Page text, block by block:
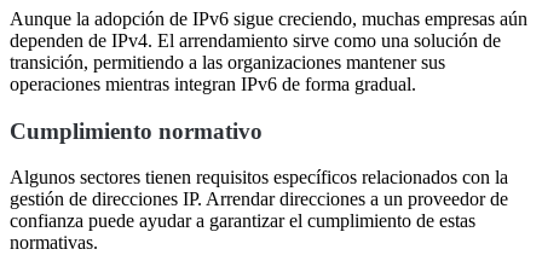
Aunque la adopción de IPv6 sigue creciendo, muchas empresas aún
dependen de IPv4. El arrendamiento sirve como una solución de
transición, permitiendo a las organizaciones mantener sus
operaciones mientras integran IPv6 de forma gradual.
Cumplimiento normativo
Algunos sectores tienen requisitos específicos relacionados con la
gestión de direcciones IP. Arrendar direcciones a un proveedor de
confianza puede ayudar a garantizar el cumplimiento de estas
normativas.